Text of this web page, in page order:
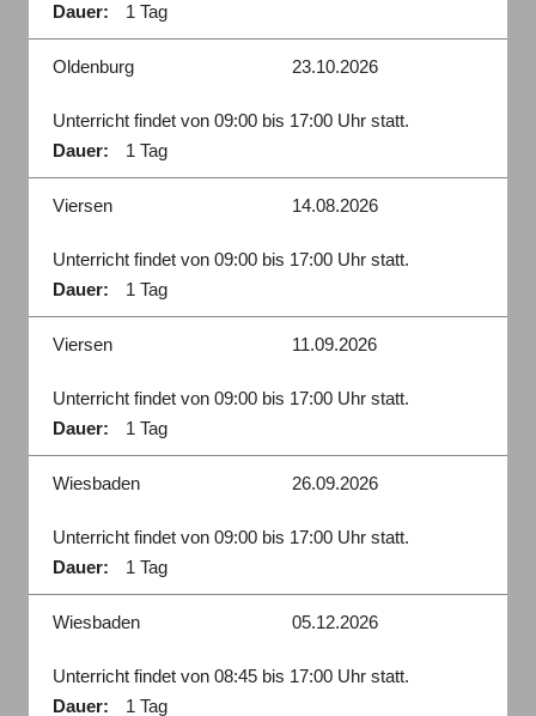
Dauer:
1 Tag
Oldenburg 23.10.2026
Unterricht findet von 09:00 bis 17:00 Uhr statt.
Dauer:
1 Tag
Viersen 14.08.2026
Unterricht findet von 09:00 bis 17:00 Uhr statt.
Dauer:
1 Tag
Viersen 11.09.2026
Unterricht findet von 09:00 bis 17:00 Uhr statt.
Dauer:
1 Tag
Wiesbaden 26.09.2026
Unterricht findet von 09:00 bis 17:00 Uhr statt.
Dauer:
1 Tag
Wiesbaden 05.12.2026
Unterricht findet von 08:45 bis 17:00 Uhr statt.
Dauer:
1 Tag